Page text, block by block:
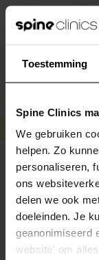
Toestemming
Spine Clinics
We gebruiken
helpen. Zo
personaliseren,
ons
delen we ook
doeleinden. Je
geanonimiseerd
website' om
Gratis
Zet
stap